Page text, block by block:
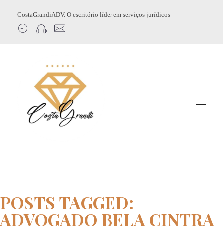
CostaGrandiADV. O escritório líder em serviços jurídicos
POSTS TAGGED:
ADVOGADO BELA CINTRA